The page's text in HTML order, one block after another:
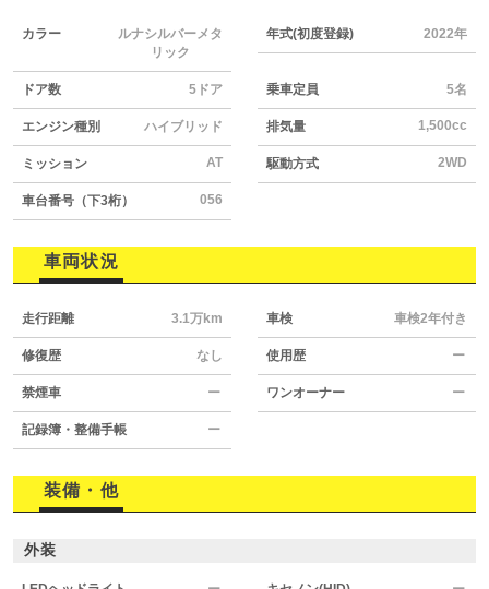
カラー
ルナシルバーメタ
リック
年式(初度登録) 2022年
ドア数 5ドア 乗車定員 5名
エンジン種別 ハイブリッド 排気量 1,500cc
ミッション AT 駆動方式 2WD
車台番号（下3桁） 056
車両状況
走行距離 3.1万km 車検 車検2年付き
修復歴 なし 使用歴 ー
禁煙車 ー ワンオーナー ー
記録簿・整備手帳 ー
装備・他
外装